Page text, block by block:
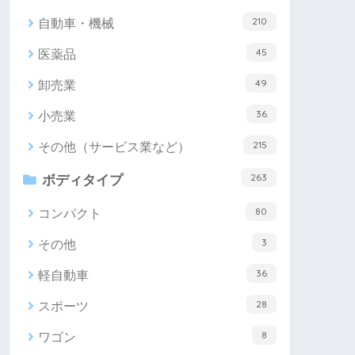
自動車・機械 210
医薬品 45
卸売業 49
小売業 36
その他（サービス業など） 215
ボディタイプ 263
コンパクト 80
その他 3
軽自動車 36
スポーツ 28
ワゴン 8